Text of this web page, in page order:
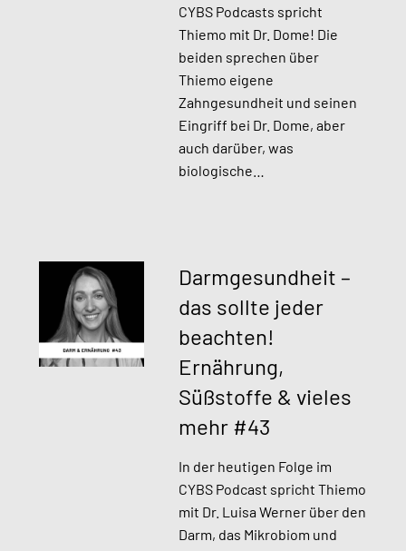
CYBS Podcasts spricht
Thiemo mit Dr. Dome! Die
beiden sprechen über
Thiemo eigene
Zahngesundheit und seinen
Eingriff bei Dr. Dome, aber
auch darüber, was
biologische…
Darmgesundheit –
das sollte jeder
beachten!
Ernährung,
Süßstoffe & vieles
mehr #43
In der heutigen Folge im
CYBS Podcast spricht Thiemo
mit Dr. Luisa Werner über den
Darm, das Mikrobiom und